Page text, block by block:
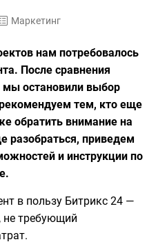
Маркетинг
нам потребовалось
После сравнения
мы остановили выбор
тем, кто еще
обратить внимание на
разобраться, приведем
и инструкции по
в пользу Битрикс 24 —
не требующий